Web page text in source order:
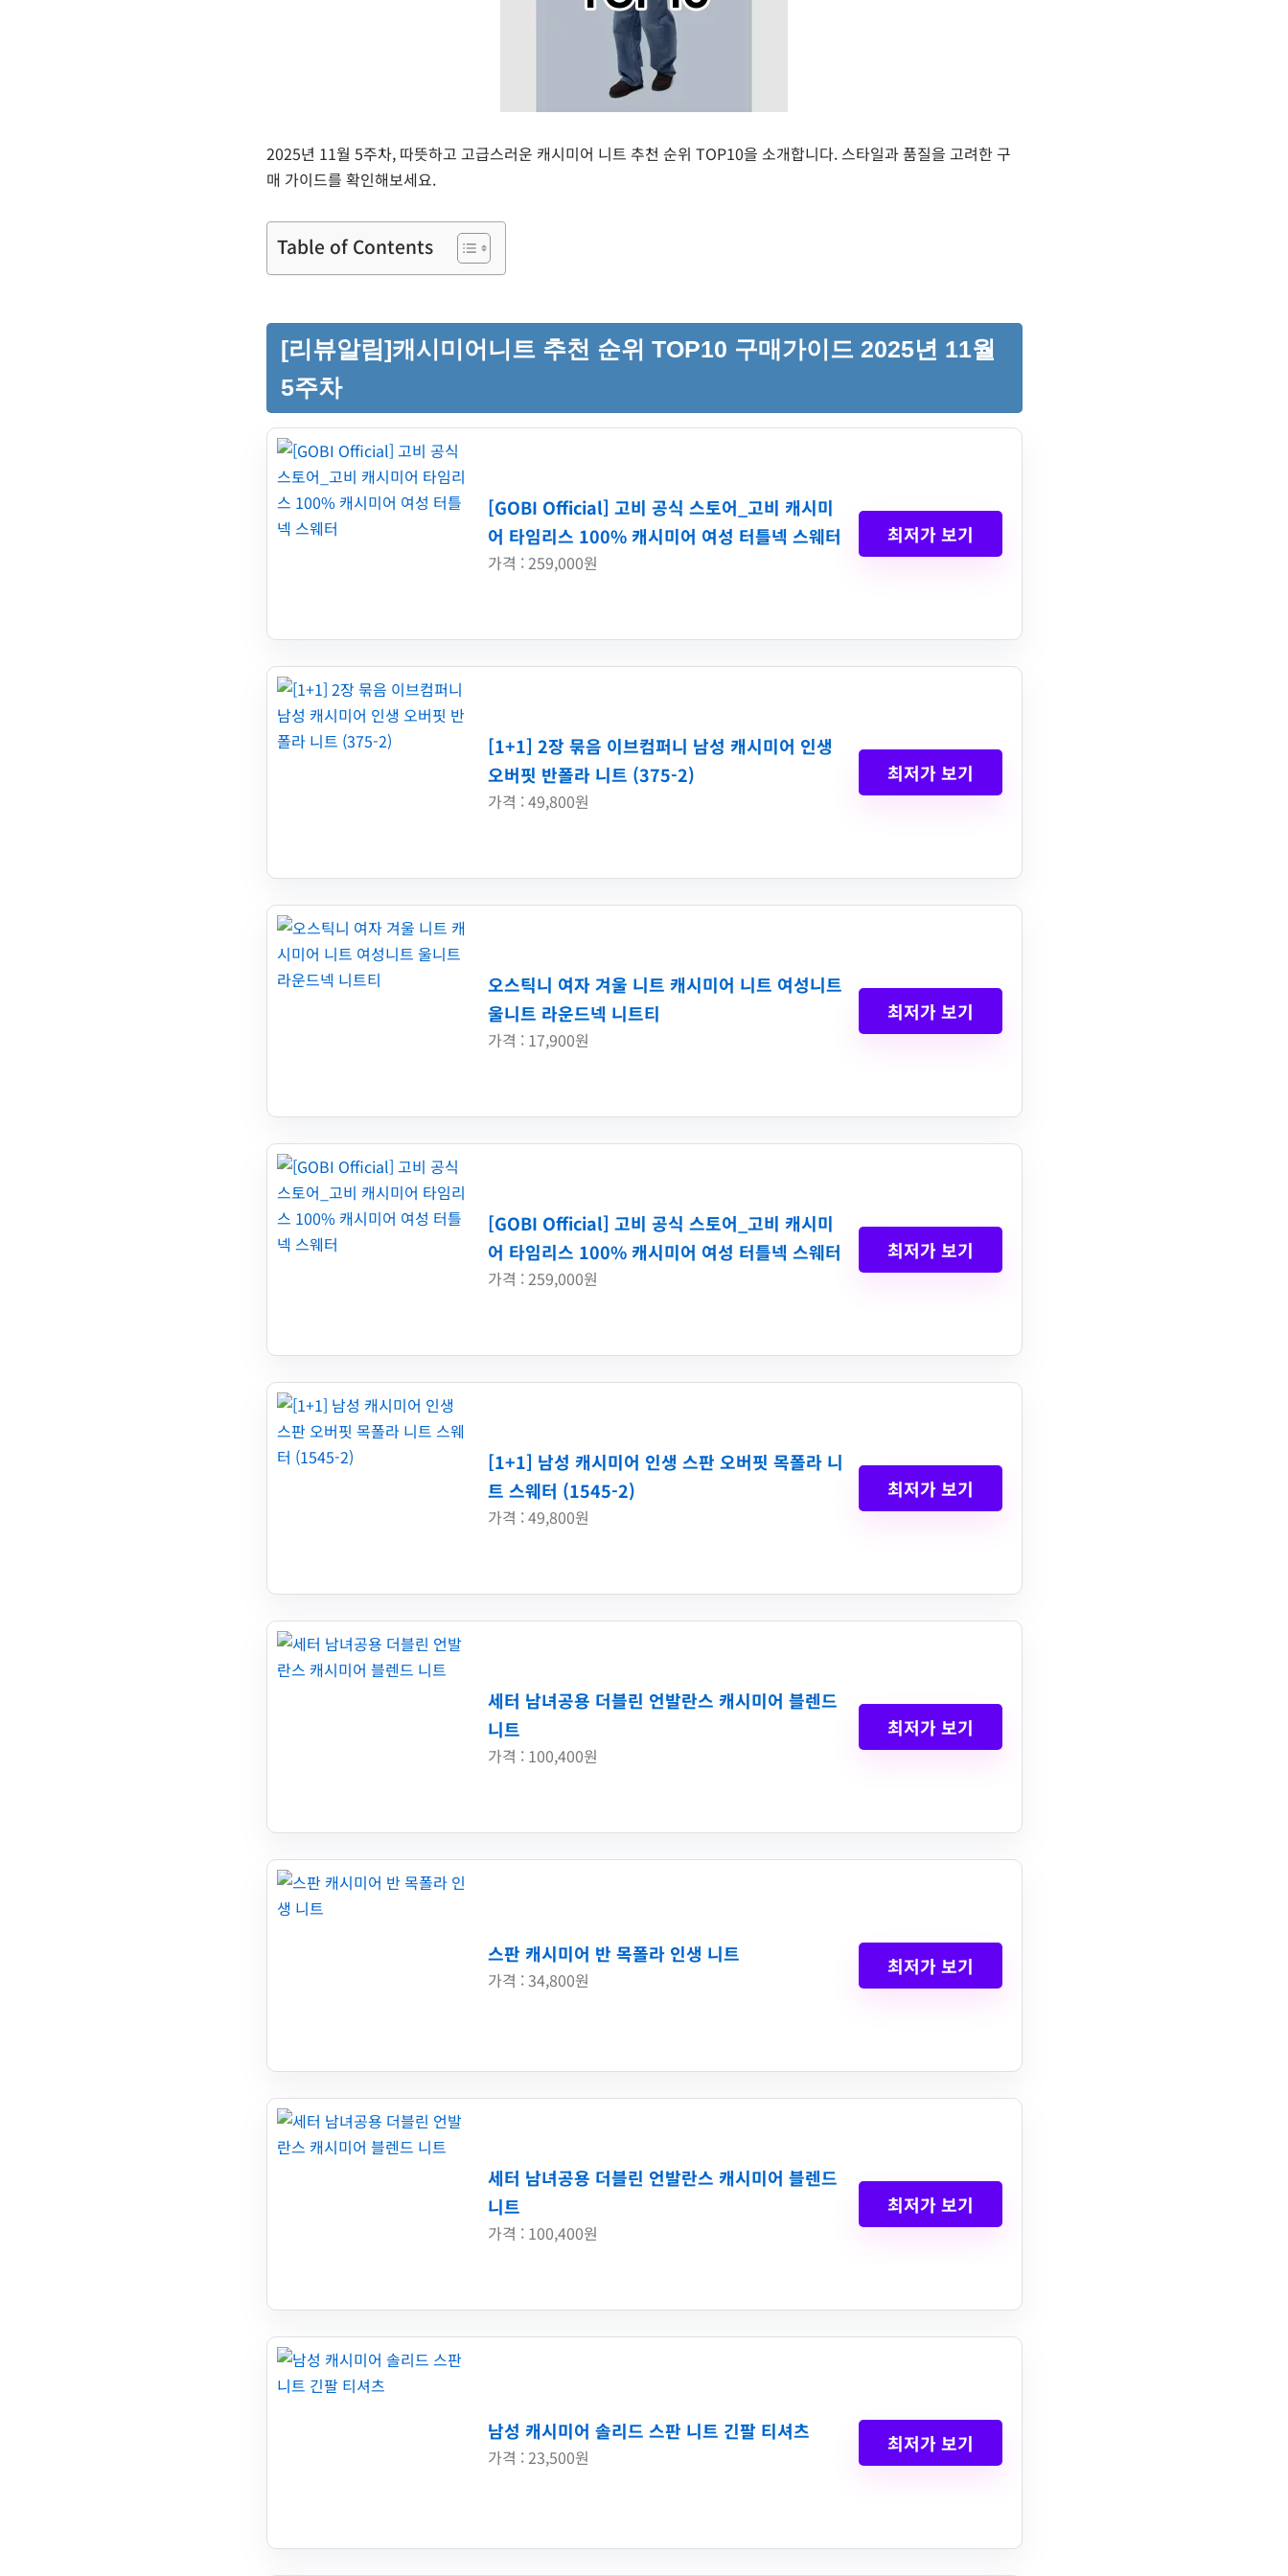
2025년 11월 5주차, 따뜻하고 고급스러운 캐시미어 니트 추천 순위 TOP10을 소개합니다. 스타일과 품질을 고려한 구
매 가이드를 확인해보세요.
Table of Contents
[리뷰알림]캐시미어니트 추천 순위 TOP10 구매가이드 2025년 11월
5주차
[GOBI Official] 고비 공식 스토어_고비 캐시미
어 타임리스 100% 캐시미어 여성 터틀넥 스웨터
가격 : 259,000원
최저가 보기
[1+1] 2장 묶음 이브컴퍼니 남성 캐시미어 인생
오버핏 반폴라 니트 (375-2)
가격 : 49,800원
최저가 보기
오스틱니 여자 겨울 니트 캐시미어 니트 여성니트
울니트 라운드넥 니트티
가격 : 17,900원
최저가 보기
[GOBI Official] 고비 공식 스토어_고비 캐시미
어 타임리스 100% 캐시미어 여성 터틀넥 스웨터
가격 : 259,000원
최저가 보기
[1+1] 남성 캐시미어 인생 스판 오버핏 목폴라 니
트 스웨터 (1545-2)
가격 : 49,800원
최저가 보기
세터 남녀공용 더블린 언발란스 캐시미어 블렌드
니트
가격 : 100,400원
최저가 보기
스판 캐시미어 반 목폴라 인생 니트
가격 : 34,800원
최저가 보기
세터 남녀공용 더블린 언발란스 캐시미어 블렌드
니트
가격 : 100,400원
최저가 보기
남성 캐시미어 솔리드 스판 니트 긴팔 티셔츠
가격 : 23,500원
최저가 보기